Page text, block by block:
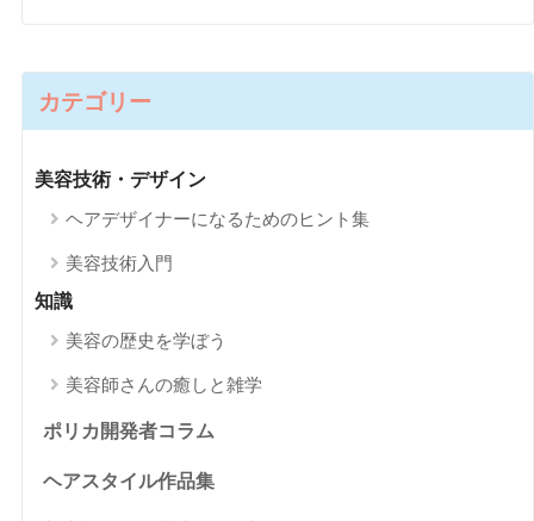
カテゴリー
美容技術・デザイン
ヘアデザイナーになるためのヒント集
美容技術入門
知識
美容の歴史を学ぼう
美容師さんの癒しと雑学
ポリカ開発者コラム
ヘアスタイル作品集